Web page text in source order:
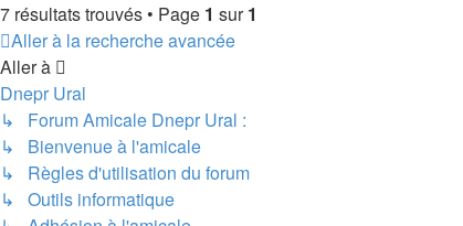
7 résultats trouvés • Page 1 sur1
Aller à la recherche avancée
Aller à
Dnepr Ural
↳ Forum Amicale Dnepr Ural :
↳ Bienvenue à l'amicale
↳ Règles d'utilisation du forum
↳ Outils informatique